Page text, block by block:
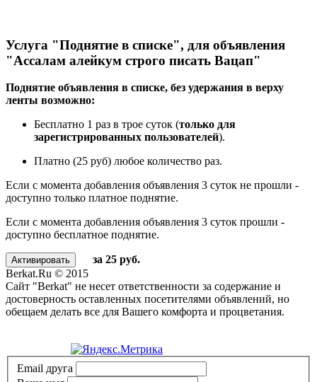
Услуга "Поднятие в списке", для объявления
"Ассалам алейкум строго писать Вацап"
Поднятие объявления в списке, без удержания в верху
ленты возможно:
Бесплатно 1 раз в трое суток (только для
зарегистрированных пользователей).
Платно (25 руб) любое количество раз.
Если с момента добавления объявления 3 суток не прошли -
доступно только платное поднятие.
Если с момента добавления объявления 3 суток прошли -
доступно бесплатное поднятие.
за 25 руб.
Berkat.Ru © 2015
Сайт "Berkat" не несет ответственности за содержание и
достоверность оставленных посетителями объявлений, но
обещаем делать все для Вашего комфорта и процветания.
Email друга